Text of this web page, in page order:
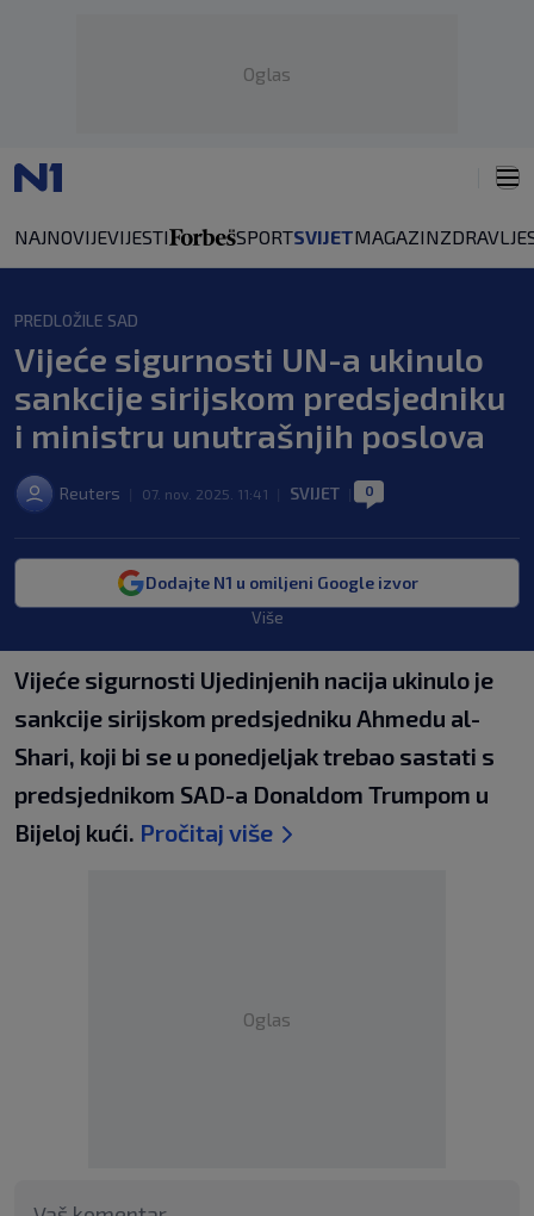
Oglas
NAJNOVIJEVIJESTI SPORTSVIJETMAGAZINZDRAVLJE
PREDLOŽILE SAD
Vijeće sigurnosti UN-a ukinulo
sankcije sirijskom predsjedniku
i ministru unutrašnjih poslova
Reuters 07. nov. 2025. 11:41 SVIJET 0
Dodajte N1 u omiljeni Google izvor
Više
Vijeće sigurnosti Ujedinjenih nacija ukinulo je
sankcije sirijskom predsjedniku Ahmedu al-
Shari, koji bi se u ponedjeljak trebao sastati s
predsjednikom SAD-a Donaldom Trumpom u
Bijeloj kući. Pročitaj više
Oglas